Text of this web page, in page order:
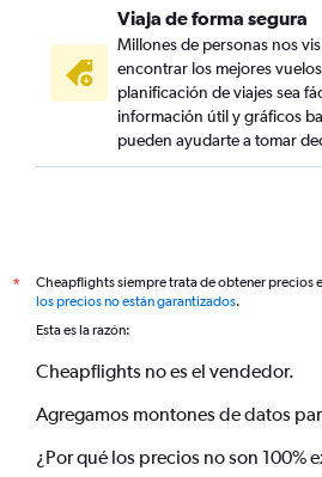
Viaja de forma segura
Millones de personas nos
encontrar los mejores
planificación de viajes sea
información útil y gráficos
pueden ayudarte a tomar
*
Cheapflights siempre trata de obtener precios
los precios no están garantizados.
Esta es la razón:
Cheapflights no es el vendedor.
Agregamos montones de datos
¿Por qué los precios no son 100%